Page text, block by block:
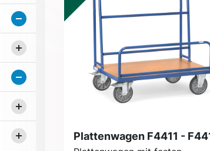
Plattenwagen F4411 -